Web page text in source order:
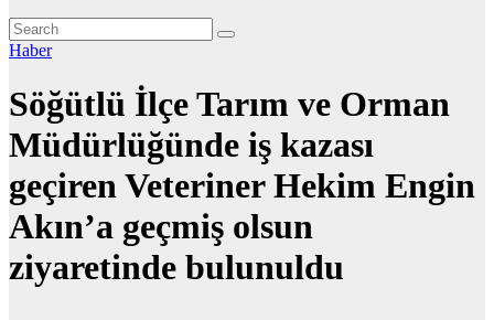
Haber
Söğütlü İlçe Tarım ve Orman
Müdürlüğünde iş kazası
geçiren Veteriner Hekim Engin
Akın’a geçmiş olsun
ziyaretinde bulunuldu